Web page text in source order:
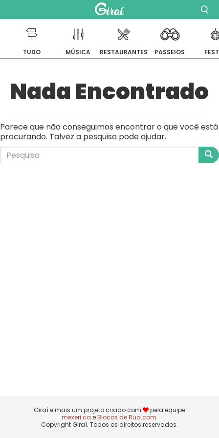
para
o
conteúdo
TUDO MÚSICA RESTAURANTES PASSEIOS
Nada Encontrado
Parece que não conseguimos encontrar o que você está
procurando. Talvez a pesquisa pode ajudar.
Giraí é mais um projeto criado com
pela equipe
mexeri.ca eBlocos de Rua.com.
Copyright Giraí. Todos os direitos reservados.